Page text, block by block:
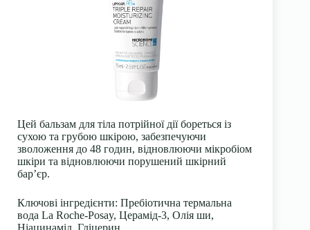
Цей бальзам для тіла потрійної дії бореться із
сухою та грубою шкірою, забезпечуючи
зволоження до 48 годин, відновлюючи мікробіом
шкіри та відновлюючи порушений шкірний
бар’єр.
Ключові інгредієнти: Пребіотична термальна
вода La Roche-Posay, Церамід-3, Олія ши,